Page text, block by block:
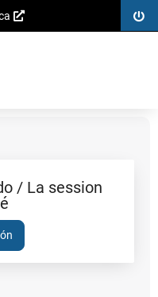
/ La session